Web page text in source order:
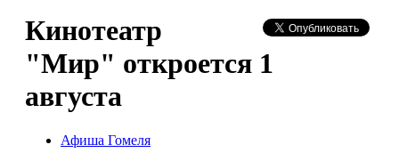
Кинотеатр
"Мир" откроется 1
августа
Афиша Гомеля